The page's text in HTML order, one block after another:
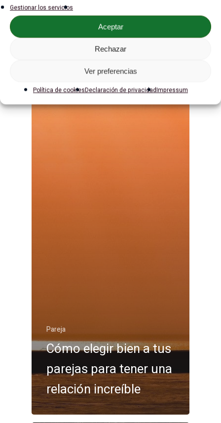
Gestionar los servicios
Aceptar
Rechazar
Ver preferencias
Política de cookiesDeclaración de privacidadImpressum
Pareja
Cómo elegir bien a tus
parejas para tener una
relación increíble
Blog
Contacto